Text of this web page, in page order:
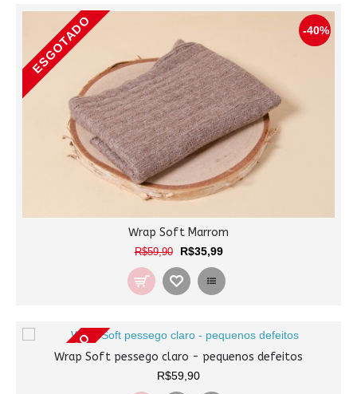
-40%
ESGOTADO
Wrap Soft Marrom
R$59,90 R$35,99
ESGOTADO
Wrap Soft pessego claro - pequenos defeitos
R$59,90